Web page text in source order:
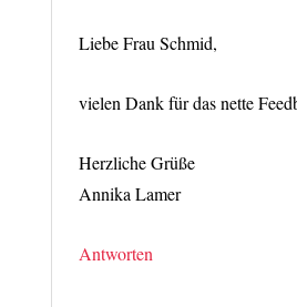
Liebe Frau Schmid,
vielen Dank für das nette
Herzliche Grüße
Annika Lamer
Antworten